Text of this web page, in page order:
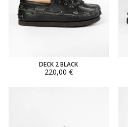
DECK 2 BLACK
220,00 €